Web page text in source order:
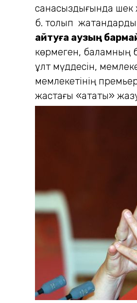
санасыздығында шек
б. толып
айтуға аузың
көрмеген, баламның
ұлт мүддесін,
мемлекетінің
жастағы «атақты»